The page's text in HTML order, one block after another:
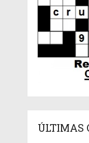
ÚLTIMAS